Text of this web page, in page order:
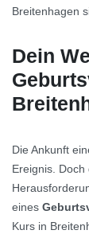
Breitenhagen
Dein
Die Ankunft
Ereignis.
eines
Kurs in